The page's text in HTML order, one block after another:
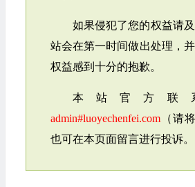
如果侵犯了您的权益请
站会在第一时间做出处理，
权益感到十分的抱歉。
本站官方联
admin#luoyechenfei.com（请
也可在本页面留言进行投诉。